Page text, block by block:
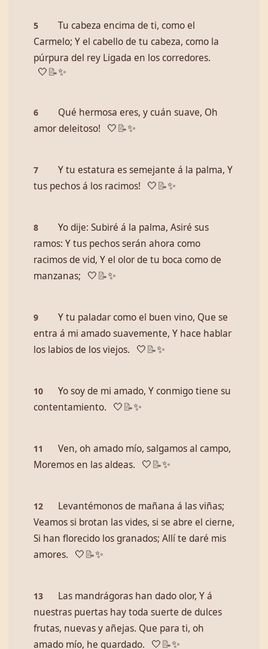
5
Tu cabeza encima de ti, como el
Carmelo; Y el cabello de tu cabeza, como la
púrpura del rey Ligada en los corredores.
🤍 📝✨
6
Qué hermosa eres, y cuán suave, Oh
amor deleitoso!
🤍 📝✨
7
Y tu estatura es semejante á la palma, Y
tus pechos á los racimos!
🤍 📝✨
8
Yo dije: Subiré á la palma, Asiré sus
ramos: Y tus pechos serán ahora como
racimos de vid, Y el olor de tu boca como de
manzanas;
🤍 📝✨
9
Y tu paladar como el buen vino, Que se
entra á mi amado suavemente, Y hace hablar
los labios de los viejos.
🤍 📝✨
10
Yo soy de mi amado, Y conmigo tiene su
contentamiento.
🤍 📝✨
11
Ven, oh amado mío, salgamos al campo,
Moremos en las aldeas.
🤍 📝✨
12
Levantémonos de mañana á las viñas;
Veamos si brotan las vides, si se abre el cierne,
Si han florecido los granados; Allí te daré mis
amores.
🤍 📝✨
13
Las mandrágoras han dado olor, Y á
nuestras puertas hay toda suerte de dulces
frutas, nuevas y añejas. Que para ti, oh
amado mío, he guardado.
🤍 📝✨